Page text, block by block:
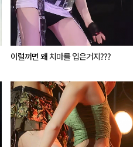
이럴꺼면 왜 치마를 입은거지???